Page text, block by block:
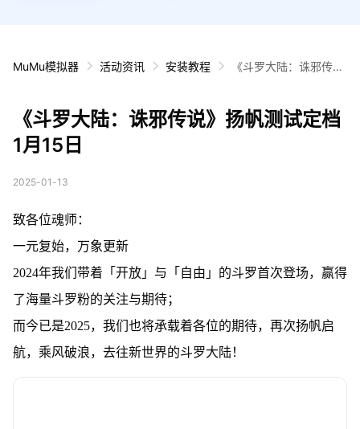
MuMu模拟器 活动资讯 安装教程
《斗罗大陆：诛邪传
《斗罗大陆：诛邪传说》扬帆测试定档
1月15日
2025-01-13
致各位魂师：
一元复始，万象更新
2024年我们带着「开放」与「自由」的斗罗首次登场，赢得
了海量斗罗粉的关注与期待；
而今已是2025，我们也将承载着各位的期待，再次扬帆启
航，乘风破浪，去往新世界的斗罗大陆！